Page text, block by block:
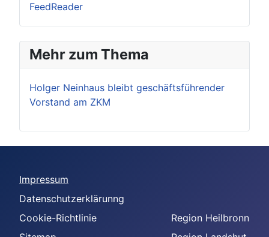
FeedReader
Mehr zum Thema
Holger Neinhaus bleibt geschäftsführender
Vorstand am ZKM
Impressum
Datenschutzerklärunng
Cookie-Richtlinie
Region Heilbronn